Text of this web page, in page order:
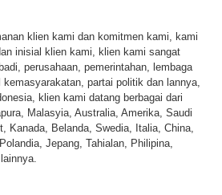
klien kami dan komitmen kami, kami
inisial klien kami, klien kami sangat
perusahaan, pemerintahan, lembaga
partai politik dan lannya,
klien kami datang berbagai dari
Malasyia, Australia, Amerika, Saudi
Kanada, Belanda, Swedia, Italia, China,
Jepang, Tahialan, Philipina,